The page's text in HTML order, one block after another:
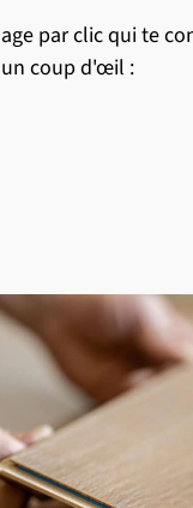
par clic qui te
un coup d'œil :